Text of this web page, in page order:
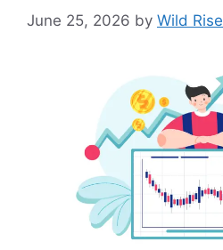
June 25, 2026 by Wild Rise